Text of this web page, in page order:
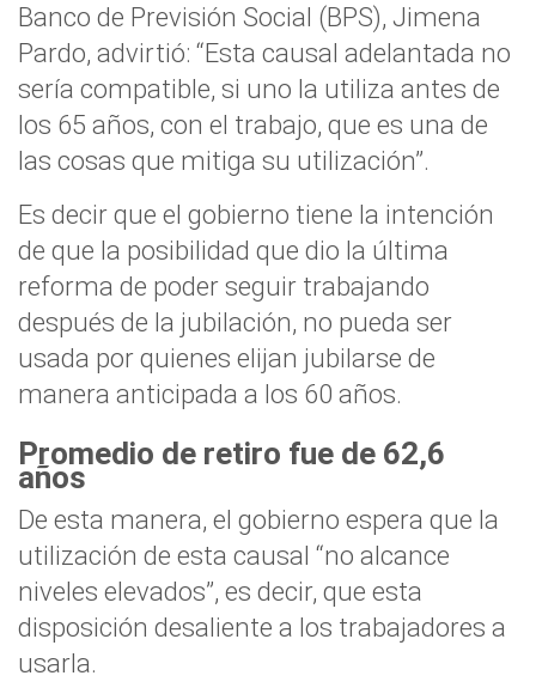
Banco de Previsión Social (BPS), Jimena
Pardo, advirtió: “Esta causal adelantada no
sería compatible, si uno la utiliza antes de
los 65 años, con el trabajo, que es una de
las cosas que mitiga su utilización”.
Es decir que el gobierno tiene la intención
de que la posibilidad que dio la última
reforma de poder seguir trabajando
después de la jubilación, no pueda ser
usada por quienes elijan jubilarse de
manera anticipada a los 60 años.
Promedio de retiro fue de 62,6
años
De esta manera, el gobierno espera que la
utilización de esta causal “no alcance
niveles elevados”, es decir, que esta
disposición desaliente a los trabajadores a
usarla.